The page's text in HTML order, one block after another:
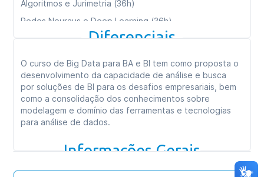
Algoritmos e Jurimetria (36h)
Redes Neuraus e Deep Learning (36h)
Transformações Digitais (36h)
Data Mining (Mineração De Dados (36h)
Carga horária total:360h
Tipo de curso: Especialização
09 meses
Diferenciais
O curso de Big Data para BA e BI tem como proposta o
desenvolvimento da capacidade de análise e busca
por soluções de BI para os desafios empresariais, bem
como a consolidação dos conhecimentos sobre
modelagem e domínio das ferramentas e tecnologias
para análise de dados.
Informações Gerais